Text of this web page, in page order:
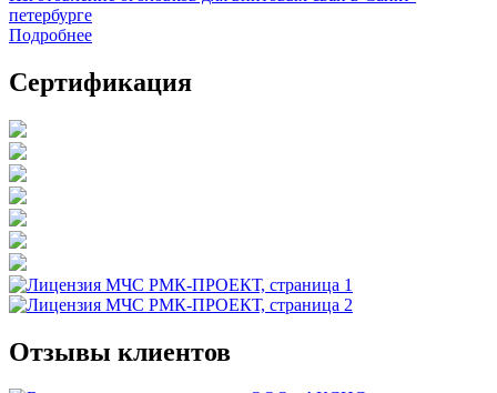
петербурге
Подробнее
Сертификация
Отзывы клиентов